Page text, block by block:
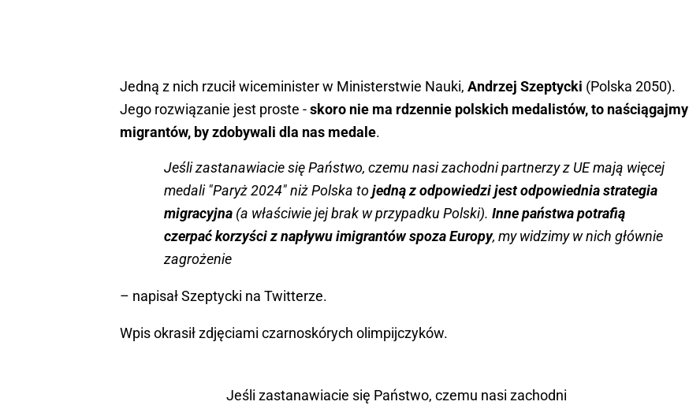
Jedną z nich rzucił wiceminister w Ministerstwie Nauki, Andrzej Szeptycki (Polska 2050).
Jego rozwiązanie jest proste -skoro nie ma rdzennie polskich medalistów, to naściągajmy
migrantów, by zdobywali dla nas medale.
Jeśli zastanawiacie się Państwo, czemu nasi zachodni partnerzy z UE mają więcej
medali "Paryż 2024" niż Polska tojedną z odpowiedzi jest odpowiednia strategia
migracyjna (a właściwie jej brak w przypadku Polski). Inne państwa potrafią
czerpać korzyści z napływu imigrantów spoza Europy, my widzimy w nich głównie
zagrożenie
– napisał Szeptycki na Twitterze.
Wpis okrasił zdjęciami czarnoskórych olimpijczyków.
Jeśli zastanawiacie się Państwo, czemu nasi zachodni